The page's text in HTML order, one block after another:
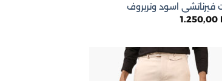
فيرناتشى اسود وتربروف
1.250,00